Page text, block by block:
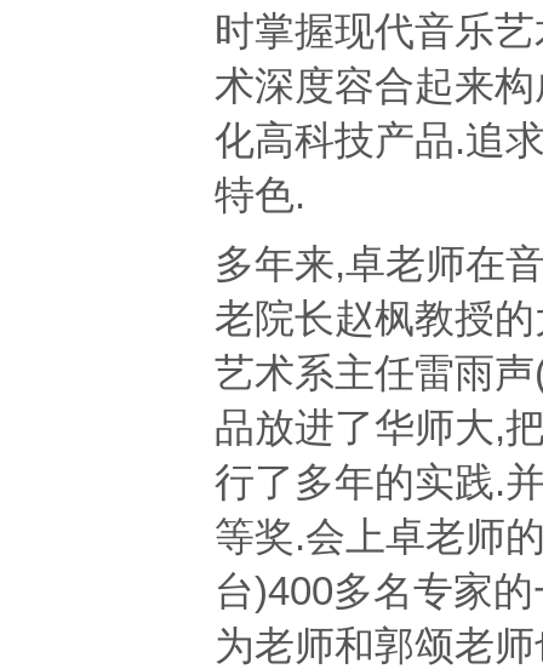
时掌握现代音乐
术深度容合起来
化高科技产品.追
特色.
多年来,卓老师在
老院长赵枫教授
艺术系主任雷雨
品放进了华师大,
行了多年的实践.
等奖.会上卓老师
台)400多名专家的
为老师和郭颂老